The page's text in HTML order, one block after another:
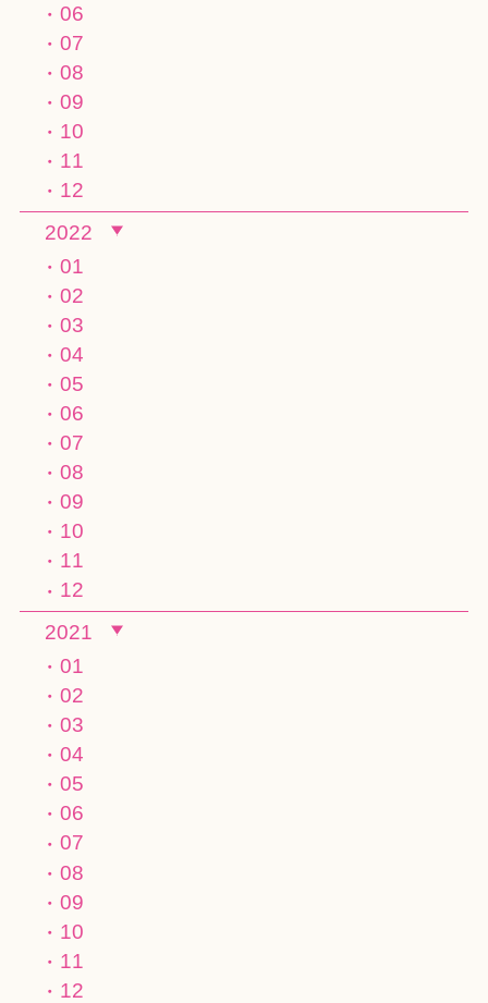
06
07
08
09
10
11
12
2022
01
02
03
04
05
06
07
08
09
10
11
12
2021
01
02
03
04
05
06
07
08
09
10
11
12